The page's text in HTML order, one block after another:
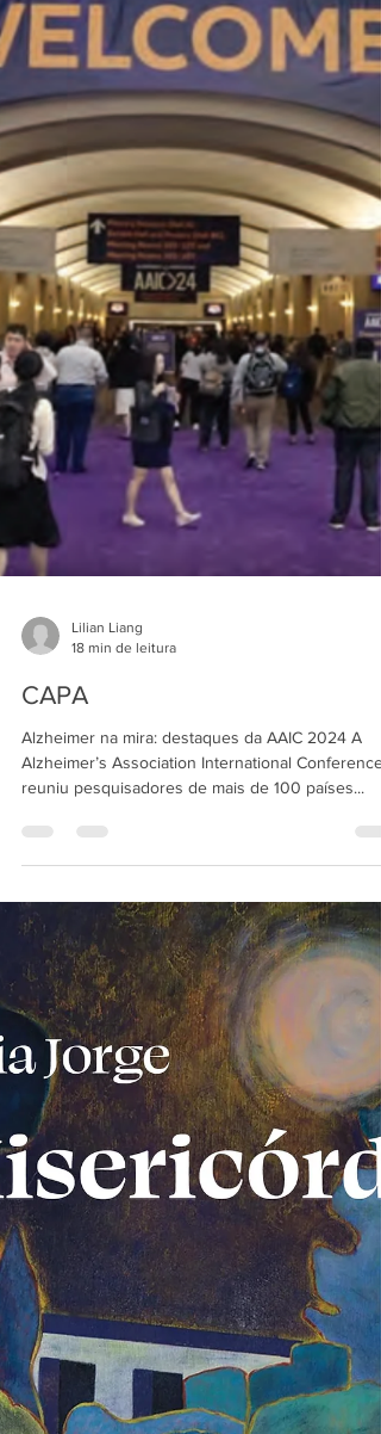
CAPA
Alzheimer na mira: destaques da AAIC 2024 A
Alzheimer’s Association International Conference
reuniu pesquisadores de mais de 100 países...